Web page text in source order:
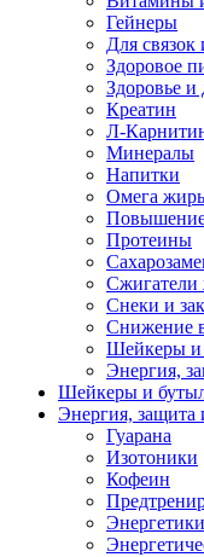
Гейнеры
Для связок
Здоровое
Здоровье и
Креатин
Л-
Минералы
Напитки
Омега
Повышение
Протеины
Сжигатели
Снеки и
Снижение
Шейкеры и
Энергия,
Шейкеры и
Энергия, защита
Гуарана
Изотоники
Кофеин
Энергетики